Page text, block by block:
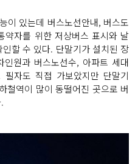
이 있는데 버스노선안내, 버스도
약자를 위한 저상버스 표시와 날
할 수 있다. 단말기가 설치된 장
원과 버스노선수, 아파트 세대
자도 직접 가보았지만 단말기
철역이 많이 동떨어진 곳으로 버